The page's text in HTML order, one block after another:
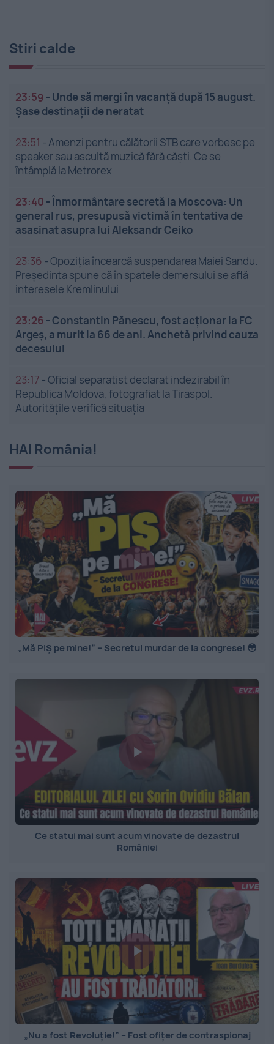
Stiri calde
23:59 - Unde să mergi în vacanță după 15 august.
Șase destinații de neratat
23:51 -Amenzi pentru călătorii STB care vorbesc pe
speaker sau ascultă muzică fără căști. Ce se
întâmplă la Metrorex
23:40 -Înmormântare secretă la Moscova: Un
general rus, presupusă victimă în tentativa de
asasinat asupra lui Aleksandr Ceiko
23:36 -Opoziția încearcă suspendarea Maiei Sandu.
Președinta spune că în spatele demersului se află
interesele Kremlinului
23:26 -Constantin Pănescu, fost acționar la FC
Argeș, a murit la 66 de ani. Anchetă privind cauza
decesului
23:17 -Oficial separatist declarat indezirabil în
Republica Moldova, fotografiat la Tiraspol.
Autoritățile verifică situația
HAI România!
„Mă PIȘ pe mine!” – Secretul murdar de la congrese! 😳
Ce statui mai sunt acum vinovate de dezastrul
României
„Nu a fost Revoluție!” – Fost ofițer de contraspionaj